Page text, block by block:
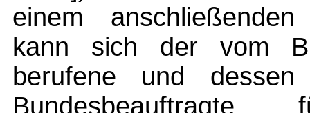
einem anschließenden
kann sich der vom
berufene und dessen
Bundesbeauftragte